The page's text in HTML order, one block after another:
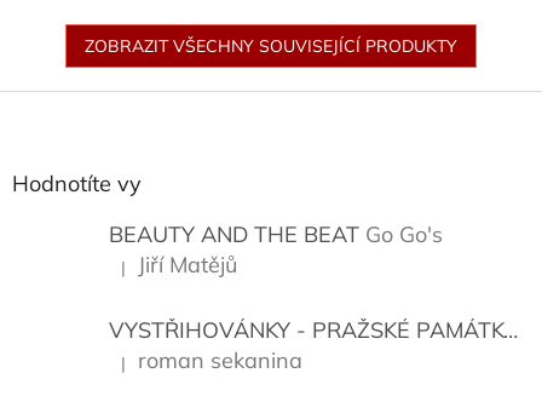
ZOBRAZIT VŠECHNY SOUVISEJÍCÍ PRODUKTY
Hodnotíte vy
BEAUTY AND THE BEAT Go Go's
Hodnocení produktu je 5 z 5 hvězdiček.
| Jiří Matějů
VYSTŘIHOVÁNKY - PRAŽSKÉ PAMÁTKY
Hodnocení produktu je 5 z 5 hvězdiček.
| roman sekanina